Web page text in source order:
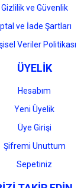
Gizlilik ve Güvenlik
ve İade Şartları
Veriler Politikası
ÜYELİK
Hesabım
Yeni Üyelik
Üye Girişi
Şifremi Unuttum
Sepetiniz